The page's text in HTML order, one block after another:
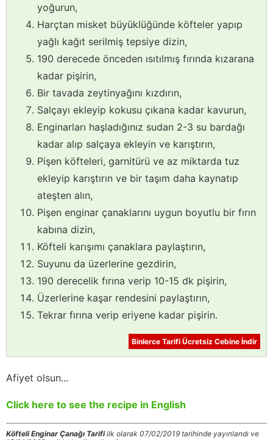
yoğurun,
Harçtan misket büyüklüğünde köfteler yapıp
yağlı kağıt serilmiş tepsiye dizin,
190 derecede önceden ısıtılmış fırında kızarana
kadar pişirin,
Bir tavada zeytinyağını kızdırın,
Salçayı ekleyip kokusu çıkana kadar kavurun,
Enginarları haşladığınız sudan 2-3 su bardağı
kadar alıp salçaya ekleyin ve karıştırın,
Pişen köfteleri, garnitürü ve az miktarda tuz
ekleyip karıştırın ve bir taşım daha kaynatıp
ateşten alın,
Pişen enginar çanaklarını uygun boyutlu bir fırın
kabına dizin,
Köfteli karışımı çanaklara paylaştırın,
Suyunu da üzerlerine gezdirin,
190 derecelik fırına verip 10-15 dk pişirin,
Üzerlerine kaşar rendesini paylaştırın,
Tekrar fırına verip eriyene kadar pişirin.
Binlerce Tarifi Ücretsiz Cebine İndir
Afiyet olsun...
Click here to see the recipe in English
Köfteli Enginar Çanağı Tarifiilk olarak 07/02/2019 tarihinde yayınlandı ve